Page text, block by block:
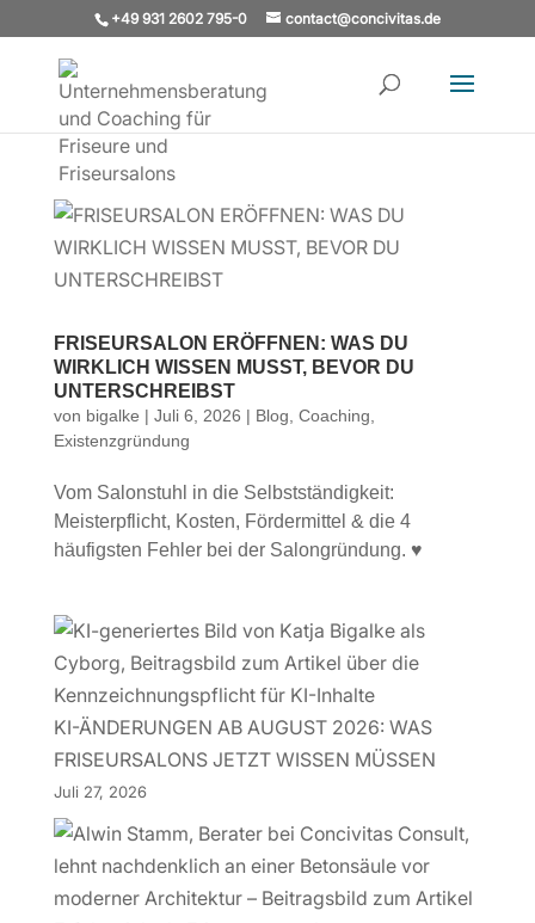
+49 931 2602 795-0 contact@concivitas.de
FRISEURSALON ERÖFFNEN: WAS DU
WIRKLICH WISSEN MUSST, BEVOR DU
UNTERSCHREIBST
von bigalke | Juli 6, 2026 | Blog Coaching
Existenzgründung
Vom Salonstuhl in die Selbstständigkeit:
Meisterpflicht, Kosten, Fördermittel & die 4
häufigsten Fehler bei der Salongründung. ♥
KI-ÄNDERUNGEN AB AUGUST 2026: WAS
FRISEURSALONS JETZT WISSEN MÜSSEN
Juli 27, 2026